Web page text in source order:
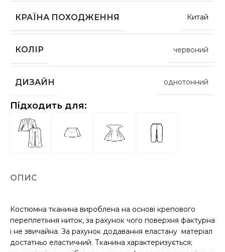
КРАЇНА ПОХОДЖЕННЯ Китай
КОЛІР червоний
ДИЗАЙН однотонний
Підходить для:
ОПИС
Костюмна тканина вироблена на основі крепового
переплетіння ниток, за рахунок чого поверхня фактурна
і не звичайна. За рахунок додавання еластану матеріал
достатньо еластичний. Тканина характеризується;